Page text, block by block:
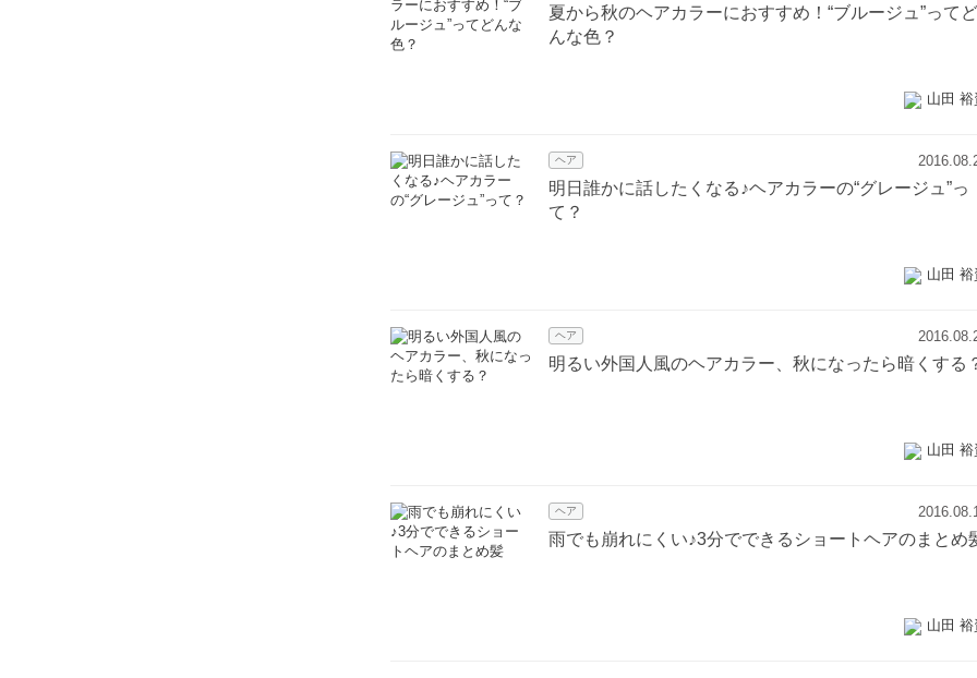
夏から秋のヘアカラーにおすすめ！“ブルージュ”ってど
んな色？
山田 裕
ヘア
明日誰かに話したくなる♪ヘアカラーの“グレージュ”っ
て？
山田 裕
ヘア
明るい外国人風のヘアカラー、秋になったら暗くする
山田 裕
ヘア
雨でも崩れにくい♪3分でできるショートヘアのまとめ
山田 裕